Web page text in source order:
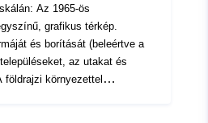
Erőforrás:
http://inspire.ec.europa.eu/
codelist/ResourceType/dataset
Az 1965-ös
grafikus térkép.
és borítását (beleértve a
az utakat és
környezettel